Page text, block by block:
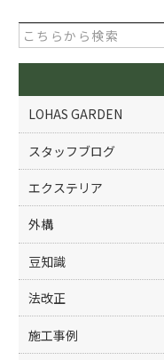
LOHAS GARDEN
スタッフブログ
エクステリア
外構
豆知識
法改正
施工事例